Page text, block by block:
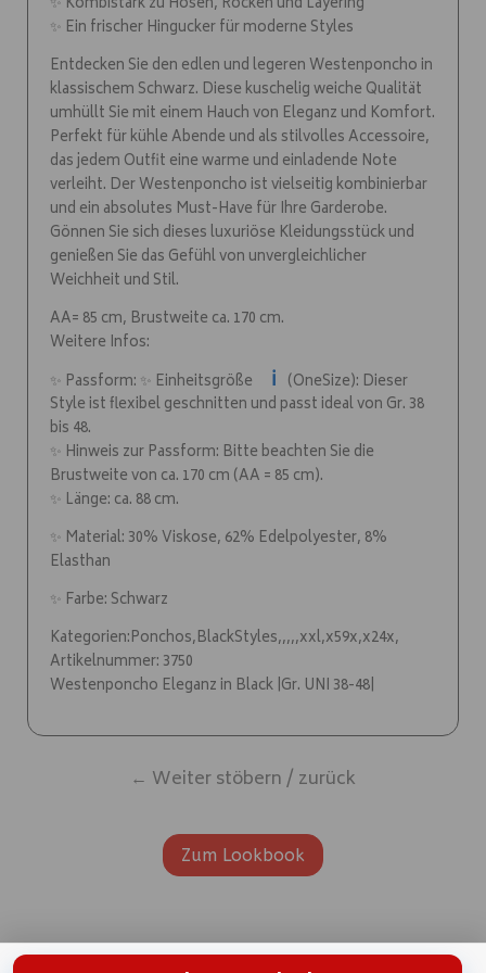
✨ Ein frischer Hingucker für moderne Styles
Entdecken Sie den edlen und legeren Westenponcho in
klassischem Schwarz. Diese kuschelig weiche Qualität
umhüllt Sie mit einem Hauch von Eleganz und Komfort.
Perfekt für kühle Abende und als stilvolles Accessoire,
das jedem Outfit eine warme und einladende Note
verleiht. Der Westenponcho ist vielseitig kombinierbar
und ein absolutes Must-Have für Ihre Garderobe.
Gönnen Sie sich dieses luxuriöse Kleidungsstück und
genießen Sie das Gefühl von unvergleichlicher
Weichheit und Stil.
AA= 85 cm, Brustweite ca. 170 cm.
Weitere Infos:
✨ Passform: ✨ Einheitsgröße
ℹ️ (OneSize): Dieser
Style ist flexibel geschnitten und passt ideal von Gr. 38
bis 48.
✨ Hinweis zur Passform: Bitte beachten Sie die
Brustweite von ca. 170 cm (AA = 85 cm).
✨ Länge: ca. 88 cm.
✨ Material: 30% Viskose, 62% Edelpolyester, 8%
Elasthan
✨ Farbe: Schwarz
Kategorien:Ponchos,BlackStyles,,,,,xxl,x59x,x24x,
Artikelnummer: 3750
Westenponcho Eleganz in Black |Gr. UNI 38-48|
← Weiter stöbern / zurück
Zum Lookbook